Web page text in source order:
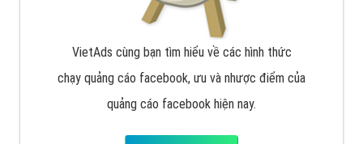
VietAds cùng bạn tìm hiểu về các hình thức
chạy quảng cáo facebook, ưu và nhược điểm của
quảng cáo facebook hiện nay.